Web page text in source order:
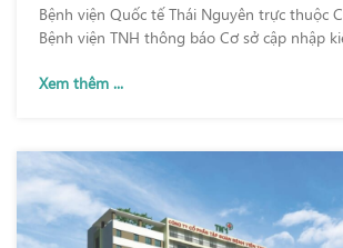
Bệnh viện Quốc tế Thái Nguyên trực thuộc
Bệnh viện TNH thông báo Cơ sở cập nhập
Xem thêm ...